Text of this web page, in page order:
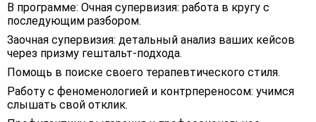
В программе: Очная супервизия: работа в кругу с
последующим разбором.
Заочная супервизия: детальный анализ ваших кейсов
через призму гештальт-подхода.
Помощь в поиске своего терапевтического стиля.
Работу с феноменологией и контрпереносом: учимся
слышать свой отклик.